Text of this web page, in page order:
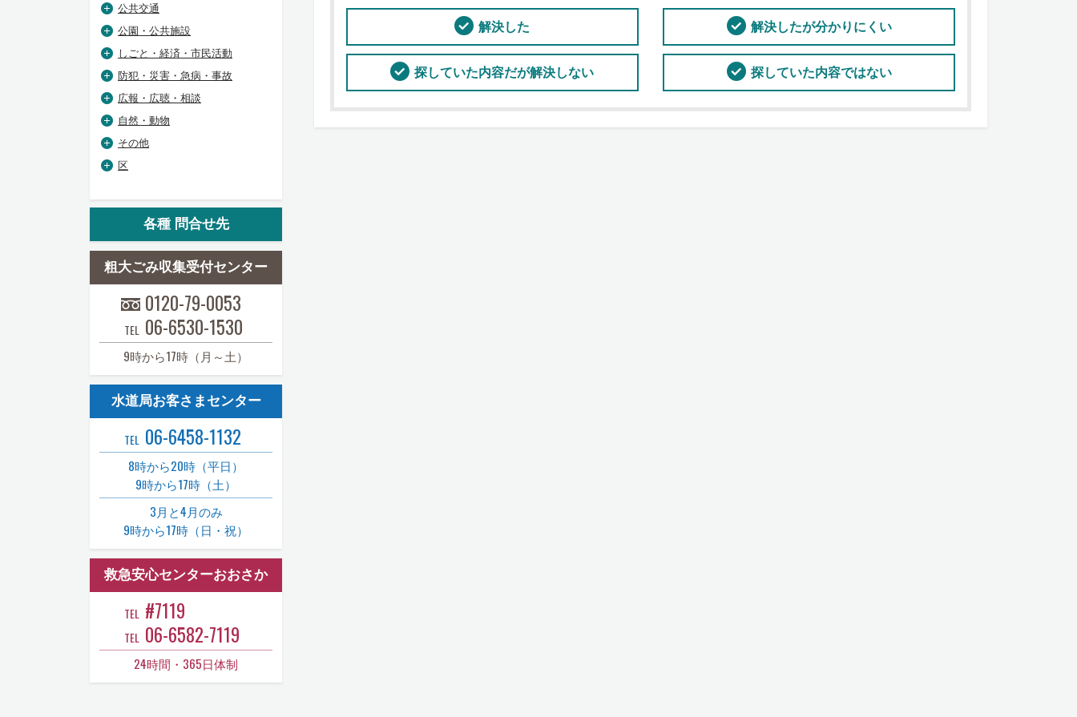
解決した 解決したが分かりにくい
探していた内容だが解決しない 探していた内容ではない
公共交通
公園・公共施設
しごと・経済・市民活動
防犯・災害・急病・事故
広報・広聴・相談
自然・動物
その他
区
各種 問合せ先
粗大ごみ収集受付センター
0120-79-0053
TEL 06-6530-1530
9時から17時（月～土）
水道局お客さまセンター
TEL 06-6458-1132
8時から20時（平日）
9時から17時（土）
3月と4月のみ
9時から17時（日・祝）
救急安心センターおおさか
TEL #7119
TEL 06-6582-7119
24時間・365日体制